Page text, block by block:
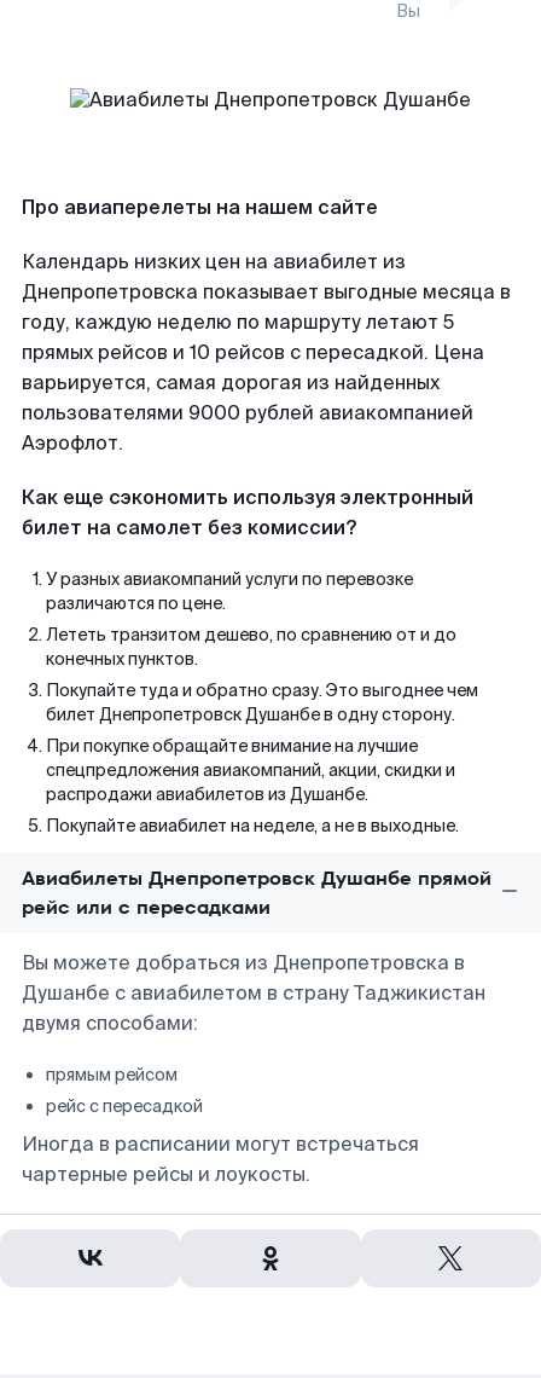
Вы
Про авиаперелеты на нашем сайте
Календарь низких цен на авиабилет из
Днепропетровска показывает выгодные месяца в
году, каждую неделю по маршруту летают 5
прямых рейсов и 10 рейсов с пересадкой. Цена
варьируется, самая дорогая из найденных
пользователями 9000 рублей авиакомпанией
Аэрофлот.
Как еще сэкономить используя электронный
билет на самолет без комиссии?
У разных авиакомпаний услуги по перевозке
различаются по цене.
Лететь транзитом дешево, по сравнению от и до
конечных пунктов.
Покупайте туда и обратно сразу. Это выгоднее чем
билет Днепропетровск Душанбе в одну сторону.
При покупке обращайте внимание на лучшие
спецпредложения авиакомпаний, акции, скидки и
распродажи авиабилетов из Душанбе.
Покупайте авиабилет на неделе, а не в выходные.
Авиабилеты Днепропетровск Душанбе прямой
рейс или с пересадками
Вы можете добраться из Днепропетровска в
Душанбе с авиабилетом в страну Таджикистан
двумя способами:
прямым рейсом
рейс с пересадкой
Иногда в расписании могут встречаться
чартерные рейсы и лоукосты.